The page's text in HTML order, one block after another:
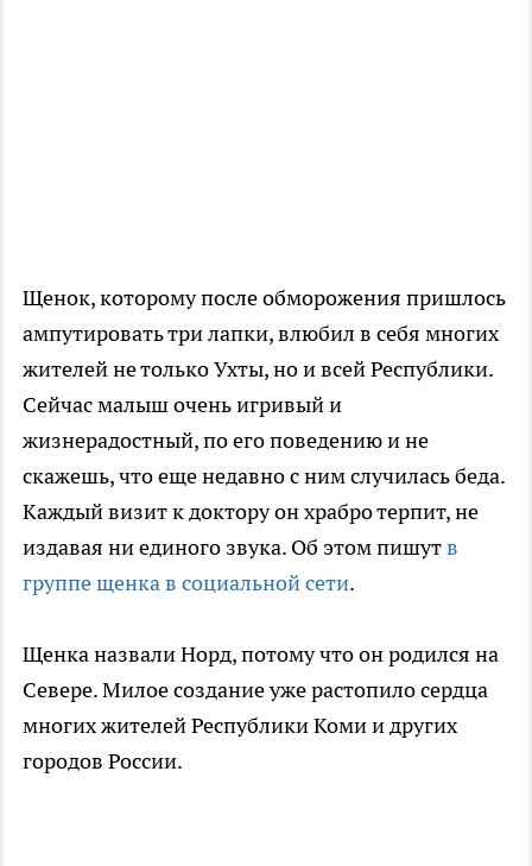
Щенок, которому после обморожения пришлось
ампутировать три лапки, влюбил в себя многих
жителей не только Ухты, но и всей Республики.
Сейчас малыш очень игривый и
жизнерадостный, по его поведению и не
скажешь, что еще недавно с ним случилась беда.
Каждый визит к доктору он храбро терпит, не
издавая ни единого звука. Об этом пишутв
группе щенка в социальной сети.
Щенка назвали Норд, потому что он родился на
Севере. Милое создание уже растопило сердца
многих жителей Республики Коми и других
городов России.